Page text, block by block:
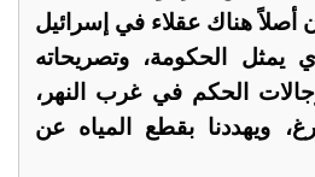
أصلاً هناك عقلاء في إسرائيل
يمثل الحكومة، وتصريحاته
الحكم في غرب النهر،
ويهددنا بقطع المياه عن